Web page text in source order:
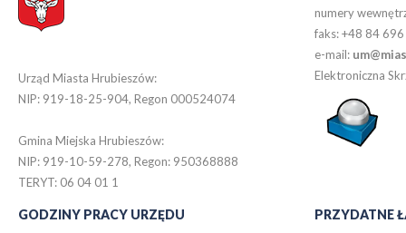
Urząd Miasta Hrubieszów:
NIP: 919-18-25-904, Regon 000524074
Gmina Miejska Hrubieszów:
NIP: 919-10-59-278, Regon: 950368888
TERYT: 06 04 01 1
numery
faks: +48 84
e-mail:
Elektroniczna
GODZINY PRACY URZĘDU PRZYDATNE